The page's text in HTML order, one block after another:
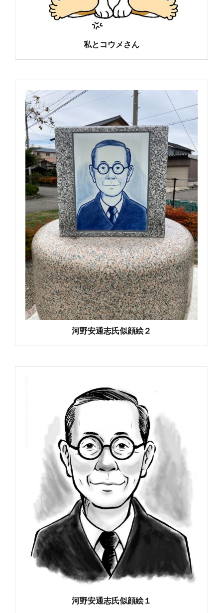
私とコウメさん
河野安通志氏似顔絵２
河野安通志氏似顔絵１